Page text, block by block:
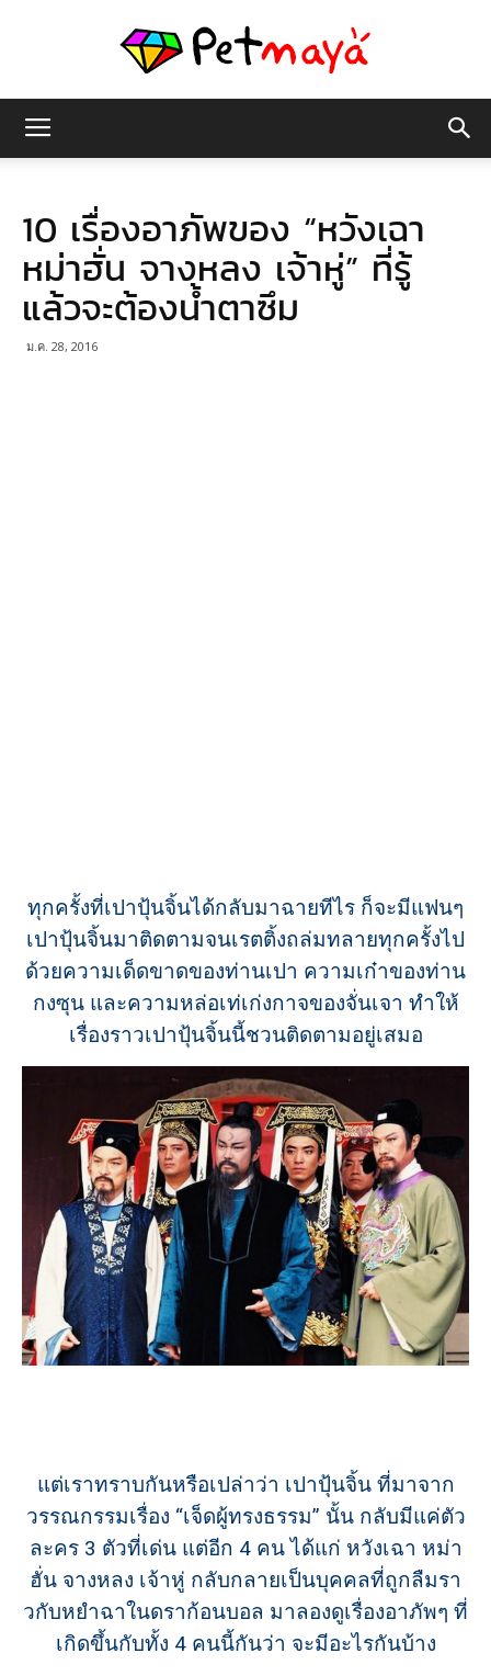
มายา
10 เรื่องอาภัพของ “หวังเฉา
หม่าฮั่น จางหลง เจ้าหู่” ที่รู้
แล้วจะต้องน้ำตาซึม
ม.ค. 28, 2016
ทุกครั้งที่เปาปุ้นจิ้นได้กลับมาฉายทีไร ก็จะมีแฟนๆ
เปาปุ้นจิ้นมาติดตามจนเรตติ้งถล่มทลายทุกครั้งไป
ด้วยความเด็ดขาดของท่านเปา ความเก๋าของท่าน
กงซุน และความหล่อเท่เก่งกาจของจั่นเจา ทำให้
เรื่องราวเปาปุ้นจิ้นนี้ชวนติดตามอยู่เสมอ
แต่เราทราบกันหรือเปล่าว่า เปาปุ้นจิ้น ที่มาจาก
วรรณกรรมเรื่อง “เจ็ดผู้ทรงธรรม” นั้น กลับมีแค่ตัว
ละคร 3 ตัวที่เด่น แต่อีก 4 คน ได้แก่ หวังเฉา หม่า
ฮั่น จางหลง เจ้าหู่ กลับกลายเป็นบุคคลที่ถูกลืมรา
วกับหยำฉาในดราก้อนบอล มาลองดูเรื่องอาภัพๆ ที่
เกิดขึ้นกับทั้ง 4 คนนี้กันว่า จะมีอะไรกันบ้าง